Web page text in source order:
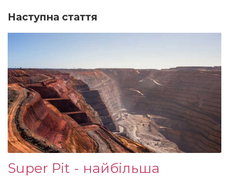
Наступна стаття
Super Pit - найбільша